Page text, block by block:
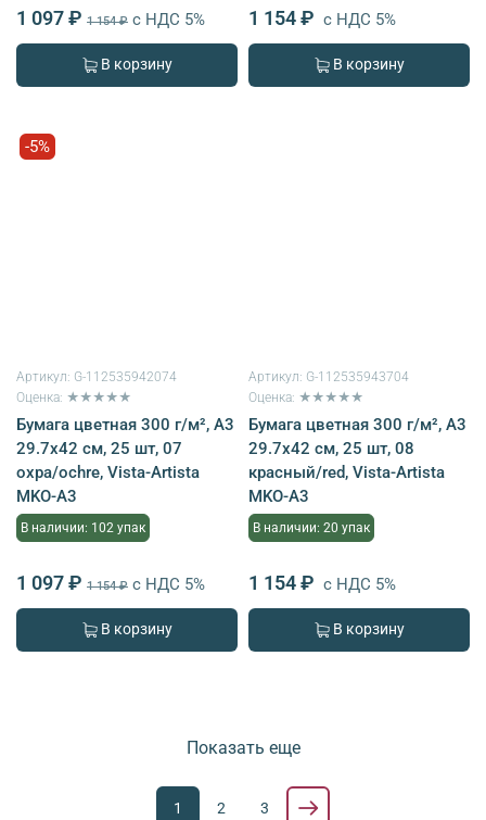
1 097 ₽ 1 154 ₽ с НДС 5%
В корзину
1 154 ₽ с НДС 5%
В корзину
-5%
Артикул: G-112535942074
Оценка: ★★★★★
Бумага цветная 300 г/м², A3
29.7х42 см, 25 шт, 07
охра/ochre, Vista-Artista
MKO-A3
В наличии: 102 упак
1 097 ₽ 1 154 ₽ с НДС 5%
В корзину
Артикул: G-112535943704
Оценка: ★★★★★
Бумага цветная 300 г/м², A3
29.7х42 см, 25 шт, 08
красный/red, Vista-Artista
MKO-A3
В наличии: 20 упак
1 154 ₽ с НДС 5%
В корзину
Показать еще
1 2 3